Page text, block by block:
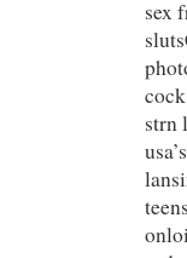
sex
strn